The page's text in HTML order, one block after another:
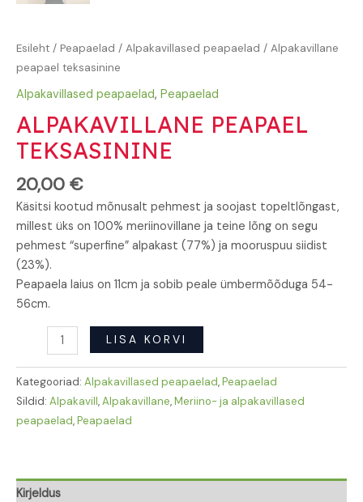
Esileht / Peapaelad / Alpakavillased peapaelad / Alpakavillane
peapael teksasinine
Alpakavillased peapaelad, Peapaelad
ALPAKAVILLANE PEAPAEL
TEKSASININE
20,00 €
Käsitsi kootud mõnusalt pehmest ja soojast topeltlõngast,
millest üks on 100% meriinovillane ja teine lõng on segu
pehmest “superfine” alpakast (77%) ja mooruspuu siidist
(23%).
Peapaela laius on 11cm ja sobib peale ümbermõõduga 54-
56cm.
LISA KORVI
Kategooriad: Alpakavillased peapaelad,Peapaelad
Sildid: Alpakavill,Alpakavillane,Meriino- ja alpakavillased
peapaelad,Peapaelad
Kirjeldus